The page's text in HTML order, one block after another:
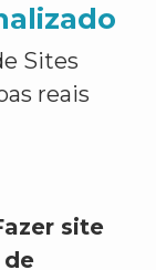
Sites
reais
site
de